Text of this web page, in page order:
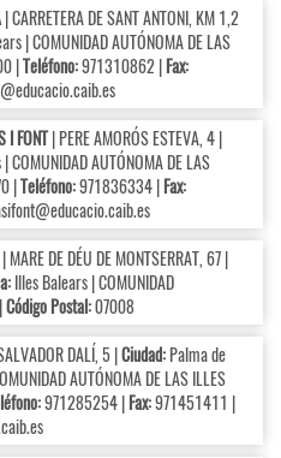
| CARRETERA DE SANT ANTONI, KM 1,2
| COMUNIDAD AUTÓNOMA DE LAS
|Teléfono:971310862 |Fax:
I FONT| PERE AMORÓS ESTEVA, 4 |
COMUNIDAD AUTÓNOMA DE LAS
|Teléfono:971836334 |Fax:
| MARE DE DÉU DE MONTSERRAT, 67 |
Illes Balears | COMUNIDAD
Código Postal:07008
DALÍ, 5 |Ciudad:Palma de
AUTÓNOMA DE LAS ILLES
971285254 |Fax:971451411 |